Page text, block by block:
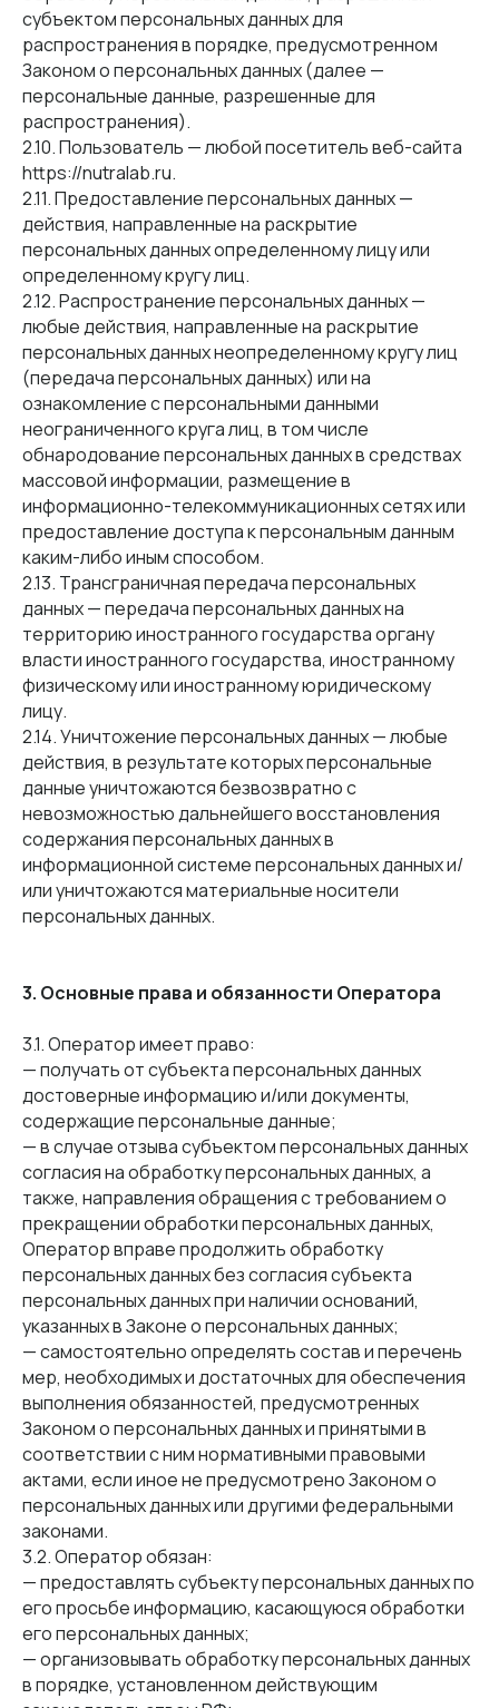
субъектом персональных данных для
распространения в порядке, предусмотренном
Законом о персональных данных (далее —
персональные данные, разрешенные для
распространения).
2.10. Пользователь — любой посетитель веб-сайта
https://nutralab.ru.
2.11. Предоставление персональных данных —
действия, направленные на раскрытие
персональных данных определенному лицу или
определенному кругу лиц.
2.12. Распространение персональных данных —
любые действия, направленные на раскрытие
персональных данных неопределенному кругу лиц
(передача персональных данных) или на
ознакомление с персональными данными
неограниченного круга лиц, в том числе
обнародование персональных данных в средствах
массовой информации, размещение в
информационно-телекоммуникационных сетях или
предоставление доступа к персональным данным
каким-либо иным способом.
2.13. Трансграничная передача персональных
данных — передача персональных данных на
территорию иностранного государства органу
власти иностранного государства, иностранному
физическому или иностранному юридическому
лицу.
2.14. Уничтожение персональных данных — любые
действия, в результате которых персональные
данные уничтожаются безвозвратно с
невозможностью дальнейшего восстановления
содержания персональных данных в
информационной системе персональных данных и/
или уничтожаются материальные носители
персональных данных.
3. Основные права и обязанности Оператора
3.1. Оператор имеет право:
— получать от субъекта персональных данных
достоверные информацию и/или документы,
содержащие персональные данные;
— в случае отзыва субъектом персональных данных
согласия на обработку персональных данных, а
также, направления обращения с требованием о
прекращении обработки персональных данных,
Оператор вправе продолжить обработку
персональных данных без согласия субъекта
персональных данных при наличии оснований,
указанных в Законе о персональных данных;
— самостоятельно определять состав и перечень
мер, необходимых и достаточных для обеспечения
выполнения обязанностей, предусмотренных
Законом о персональных данных и принятыми в
соответствии с ним нормативными правовыми
актами, если иное не предусмотрено Законом о
персональных данных или другими федеральными
законами.
3.2. Оператор обязан:
— предоставлять субъекту персональных данных по
его просьбе информацию, касающуюся обработки
его персональных данных;
— организовывать обработку персональных данных
в порядке, установленном действующим